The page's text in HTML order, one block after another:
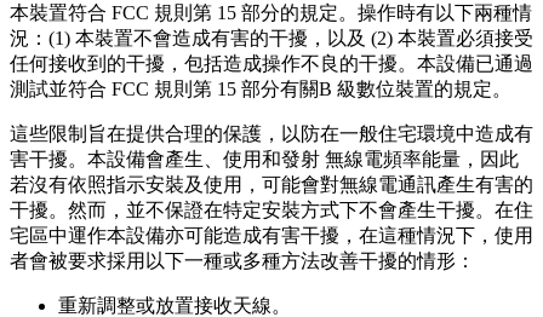
本裝置符合 FCC 規則第 15 部分的規定。操作時有以下兩種情
況：(1) 本裝置不會造成有害的干擾，以及 (2) 本裝置必須接受
任何接收到的干擾，包括造成操作不良的干擾。本設備已通過
測試並符合 FCC 規則第 15 部分有關B 級數位裝置的規定。
這些限制旨在提供合理的保護，以防在一般住宅環境中造成有
害干擾。本設備會產生、使用和發射 無線電頻率能量，因此
若沒有依照指示安裝及使用，可能會對無線電通訊產生有害的
干擾。然而，並不保證在特定安裝方式下不會產生干擾。在住
宅區中運作本設備亦可能造成有害干擾，在這種情況下，使用
者會被要求採用以下一種或多種方法改善干擾的情形：
重新調整或放置接收天線。